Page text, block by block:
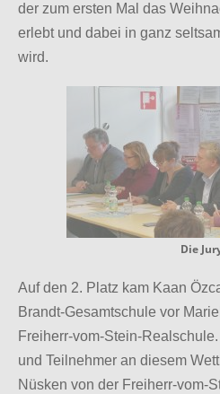
der zum ersten Mal das
erlebt und dabei in ganz
wird.
Die
Auf den 2. Platz kam Kaan
Brandt-Gesamtschule vor
Freiherr-vom-Stein-
und Teilnehmer an diesem
Nüsken von der Freiherr-vom-